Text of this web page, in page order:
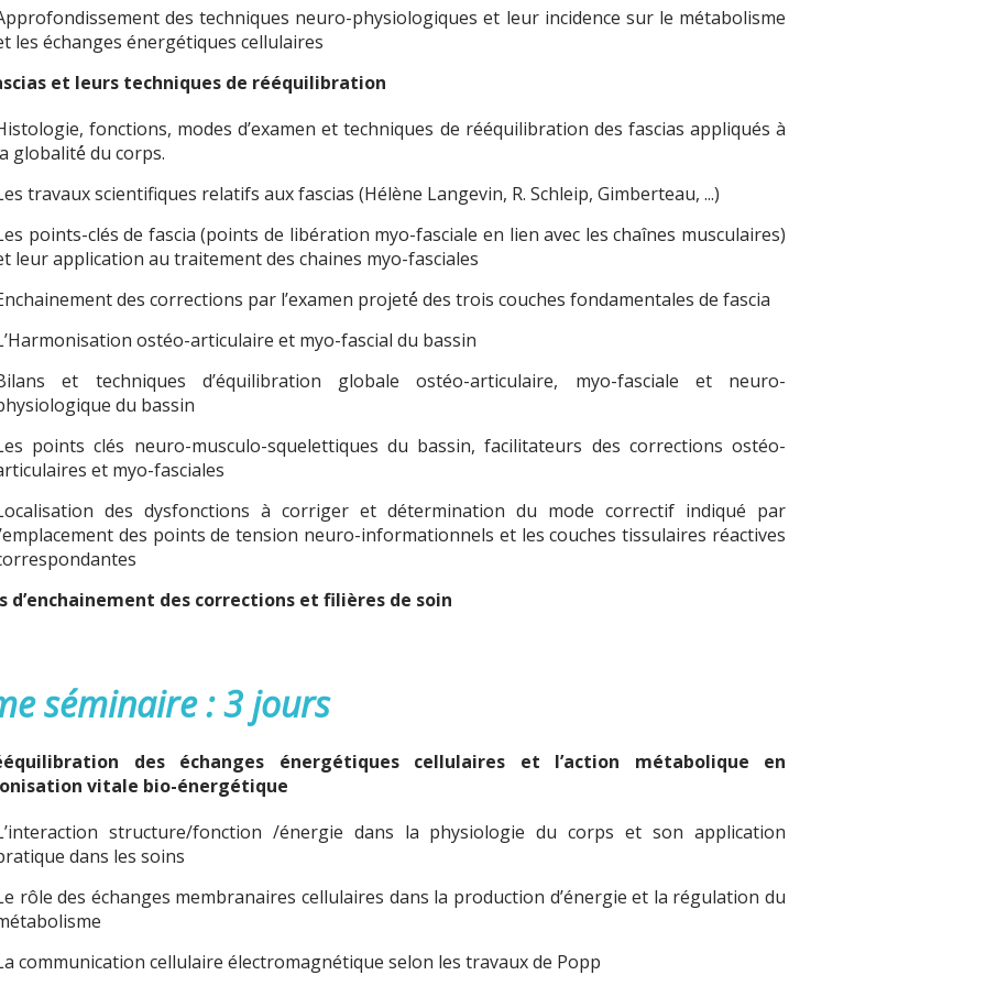
des techniques neuro-physiologiques et leur incidence sur le métabolisme
les échanges énergétiques cellulaires
et leurs techniques de rééquilibration
fonctions, modes d’examen et techniques de rééquilibration des fascias appliqués à
globalité́ du corps.
travaux scientifiques relatifs aux fascias (Hélène Langevin, R. Schleip, Gimberteau, ...)
points-clés de fascia (points de libération myo-fasciale en lien avec les chaînes musculaires)
leur application au traitement des chaines myo-fasciales
des corrections par l’examen projeté́ des trois couches fondamentales de fascia
ostéo-articulaire et myo-fascial du bassin
et techniques d’équilibration globale ostéo-articulaire, myo-fasciale et neuro-
du bassin
points clés neuro-musculo-squelettiques du bassin, facilitateurs des corrections ostéo-
et myo-fasciales
des dysfonctions à corriger et détermination du mode correctif indiqué par
des points de tension neuro-informationnels et les couches tissulaires réactives
d’enchainement des corrections et filières de soin
séminaire : 3 jours
des échanges énergétiques cellulaires et l’action métabolique en
vitale bio-énergétique
structure/fonction /énergie dans la physiologie du corps et son application
dans les soins
rôle des échanges membranaires cellulaires dans la production d’énergie et la régulation du
communication cellulaire électromagnétique selon les travaux de Popp